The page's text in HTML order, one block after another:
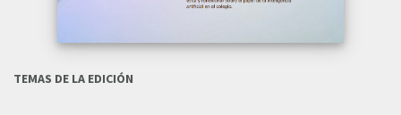
TEMAS DE LA EDICIÓN